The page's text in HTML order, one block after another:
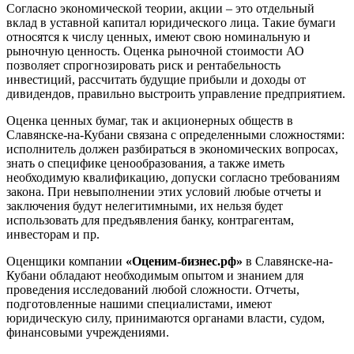
Согласно экономической теории, акции – это отдельный
вклад в уставной капитал юридического лица. Такие бумаги
относятся к числу ценных, имеют свою номинальную и
рыночную ценность. Оценка рыночной стоимости АО
позволяет спрогнозировать риск и рентабельность
инвестиций, рассчитать будущие прибыли и доходы от
дивидендов, правильно выстроить управление предприятием.
Оценка ценных бумаг, так и акционерных обществ в
Славянске-на-Кубани связана с определенными сложностями:
исполнитель должен разбираться в экономических вопросах,
знать о специфике ценообразования, а также иметь
необходимую квалификацию, допуски согласно требованиям
закона. При невыполнении этих условий любые отчеты и
заключения будут нелегитимными, их нельзя будет
использовать для предъявления банку, контрагентам,
инвесторам и пр.
Оценщики компании «Оценим-бизнес.рф» в Славянске-на-
Кубани обладают необходимым опытом и знанием для
проведения исследований любой сложности. Отчеты,
подготовленные нашими специалистами, имеют
юридическую силу, принимаются органами власти, судом,
финансовыми учреждениями.
Балабаново
Балаково
Балашов
Барабинск
Барнаул
Батайск
Бахчисарай
Белая Калитва
Белгород
Белебей
Белово
Белогорск
Белореченск
Белоярский
Бердск
Березники
Бийск